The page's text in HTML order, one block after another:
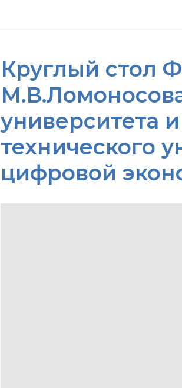
Круглый стол
университета
технического
цифровой